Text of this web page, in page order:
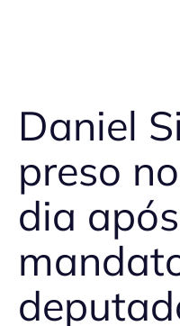
Daniel
preso
dia